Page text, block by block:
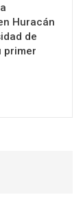
Huracán
de
primer